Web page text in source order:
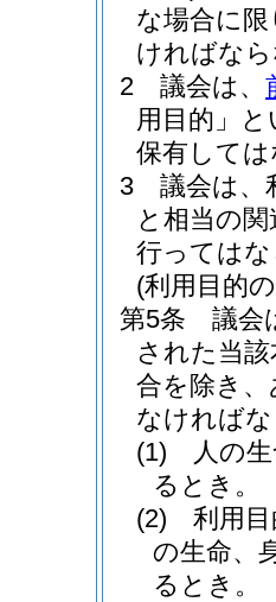
な場合に
ければな
2
議会は、
用目的」
保有して
3
議会は、
と相当の
行っては
(利用目的
第5条
議会
された当
合を除き
なければ
(1)
人の
るとき。
(2)
利用
の生命、
るとき。